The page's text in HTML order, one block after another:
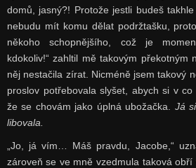
domů, jasný?! Protože jestli budeš
nebudu mít komu dělat podržtašku,
někoho schopnějšího, což je
kdokoliv!“ zahltil mě takovým překotným
něj nestačila zírat. Nicméně jsem takový
proslov potřebovala slyšet, abych si v co
že se chovám jako úplná ubožačka. Já
libovala.
„Jo, já vím… Máš pravdu, Jacobe,“
zároveň se ve mně vzedmula taková